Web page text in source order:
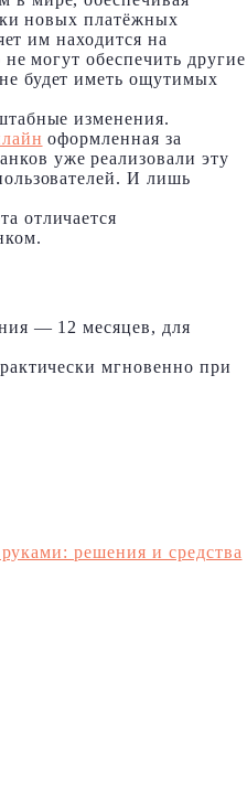
новых платёжных
им находится на
могут обеспечить другие
будет иметь ощутимых
изменения.
оформленная за
уже реализовали эту
И лишь
отличается
— 12 месяцев, для
мгновенно при
решения и средства